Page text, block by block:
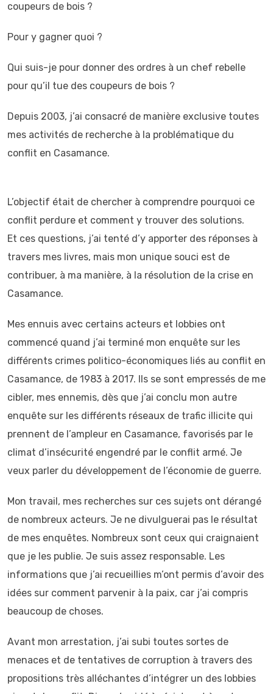
coupeurs de bois ?
Pour y gagner quoi ?
Qui suis-je pour donner des ordres à un chef rebelle
pour qu’il tue des coupeurs de bois ?
Depuis 2003, j’ai consacré de manière exclusive toutes
mes activités de recherche à la problématique du
conflit en Casamance.
L’objectif était de chercher à comprendre pourquoi ce
conflit perdure et comment y trouver des solutions.
Et ces questions, j’ai tenté d’y apporter des réponses à
travers mes livres, mais mon unique souci est de
contribuer, à ma manière, à la résolution de la crise en
Casamance.
Mes ennuis avec certains acteurs et lobbies ont
commencé quand j’ai terminé mon enquête sur les
différents crimes politico-économiques liés au conflit en
Casamance, de 1983 à 2017. Ils se sont empressés de me
cibler, mes ennemis, dès que j’ai conclu mon autre
enquête sur les différents réseaux de trafic illicite qui
prennent de l’ampleur en Casamance, favorisés par le
climat d’insécurité engendré par le conflit armé. Je
veux parler du développement de l’économie de guerre.
Mon travail, mes recherches sur ces sujets ont dérangé
de nombreux acteurs. Je ne divulguerai pas le résultat
de mes enquêtes. Nombreux sont ceux qui craignaient
que je les publie. Je suis assez responsable. Les
informations que j’ai recueillies m’ont permis d’avoir des
idées sur comment parvenir à la paix, car j’ai compris
beaucoup de choses.
Avant mon arrestation, j’ai subi toutes sortes de
menaces et de tentatives de corruption à travers des
propositions très alléchantes d’intégrer un des lobbies